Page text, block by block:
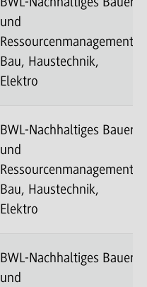
und
Ressourcenmanagement-
Bau, Haustechnik,
Elektro
BWL-Nachhaltiges Bauen
und
Ressourcenmanagement-
Bau, Haustechnik,
Elektro
BWL-Nachhaltiges Bauen
und